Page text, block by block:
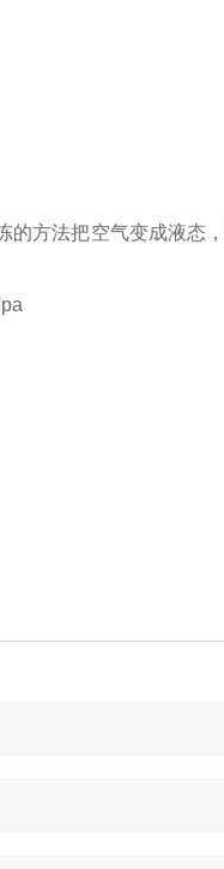
方法把空气变成液态